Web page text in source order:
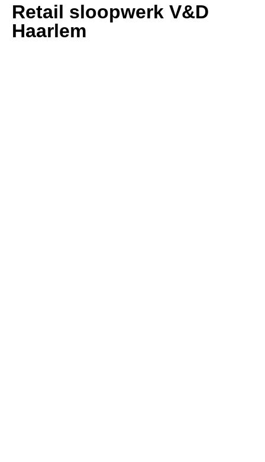
Retail sloopwerk V&D
Haarlem